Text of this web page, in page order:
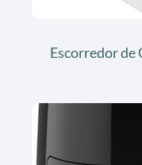
Escorredor de